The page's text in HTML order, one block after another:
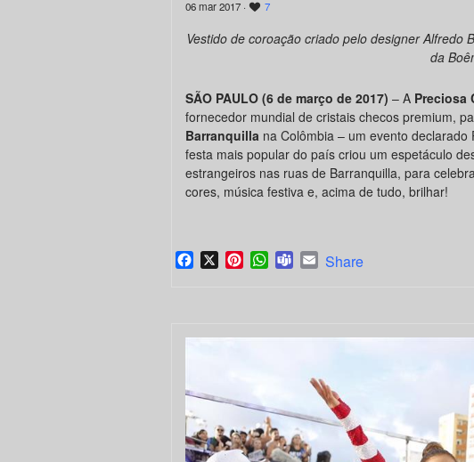
06 mar 2017 · 7
Vestido de coroação criado pelo designer Alfredo
da
SÃO PAULO (6 de março de 2017) – A Preciosa
fornecedor mundial de cristais checos premium,
Barranquilla na Colômbia – um evento
festa mais popular do país criou um espetáculo
estrangeiros nas ruas de Barranquilla, para
cores, música festiva e, acima de tudo, brilhar!
Facebook
X PinterestWhatsApp
TeamsEmail
Share